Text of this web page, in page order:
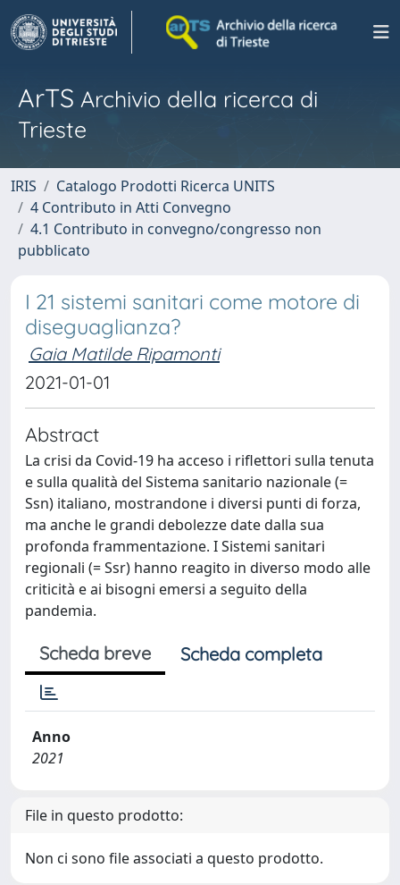
ArTS Archivio della ricerca di
Trieste
IRIS
Catalogo Prodotti Ricerca UNITS
4 Contributo in Atti Convegno
4.1 Contributo in convegno/congresso non
pubblicato
I 21 sistemi sanitari come motore di
diseguaglianza?
Gaia Matilde Ripamonti
2021-01-01
Abstract
La crisi da Covid-19 ha acceso i riflettori sulla tenuta
e sulla qualità del Sistema sanitario nazionale (=
Ssn) italiano, mostrandone i diversi punti di forza,
ma anche le grandi debolezze date dalla sua
profonda frammentazione. I Sistemi sanitari
regionali (= Ssr) hanno reagito in diverso modo alle
criticità e ai bisogni emersi a seguito della
pandemia.
Scheda breve Scheda completa
Anno
2021
File in questo prodotto:
Non ci sono file associati a questo prodotto.